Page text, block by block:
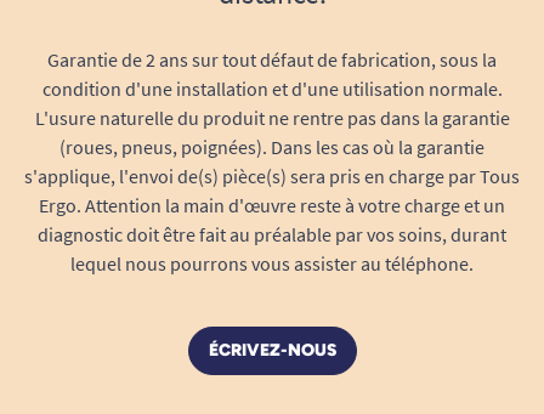
Garantie de 2 ans sur tout défaut de fabrication, sous la
condition d'une installation et d'une utilisation normale.
L'usure naturelle du produit ne rentre pas dans la garantie
(roues, pneus, poignées). Dans les cas où la garantie
s'applique, l'envoi de(s) pièce(s) sera pris en charge par Tous
Ergo. Attention la main d'œuvre reste à votre charge et un
diagnostic doit être fait au préalable par vos soins, durant
lequel nous pourrons vous assister au téléphone.
ÉCRIVEZ-NOUS